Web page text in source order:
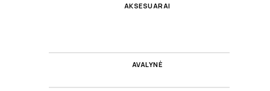
AKSESUARAI
AVALYNĖ